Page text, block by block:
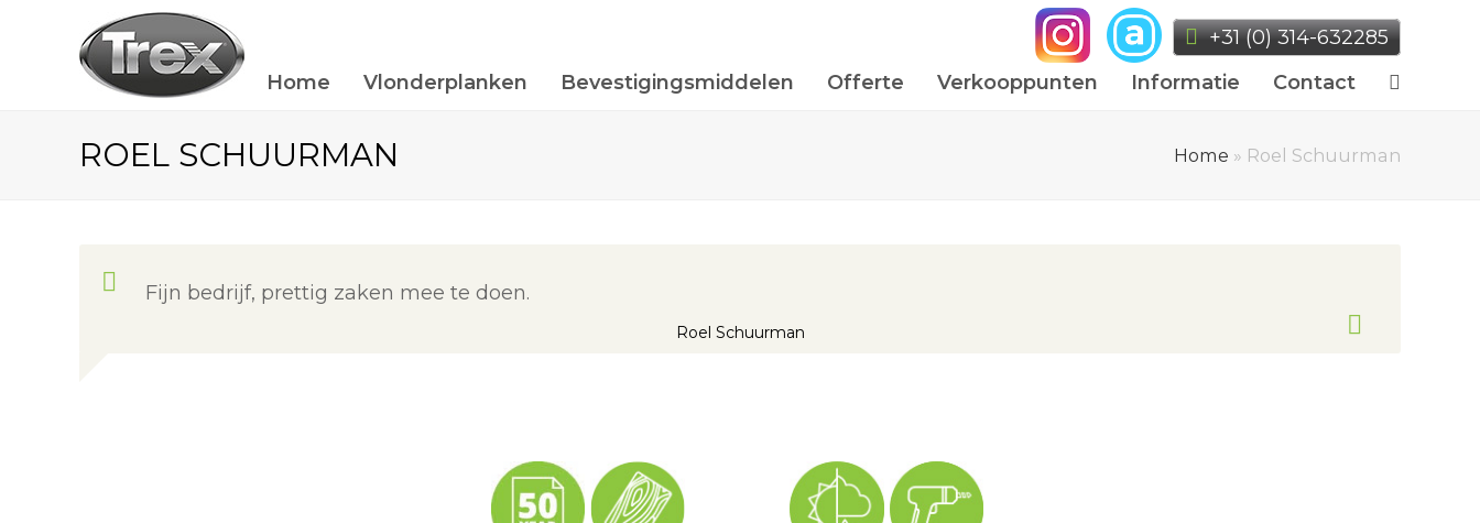
+31 (0) 314-632285
Home
Vlonderplanken Bevestigingsmiddelen Offerte Verkooppunten Informatie Contact
ROEL SCHUURMAN Home » Roel Schuurman
Fijn bedrijf, prettig zaken mee te doen.
Roel Schuurman